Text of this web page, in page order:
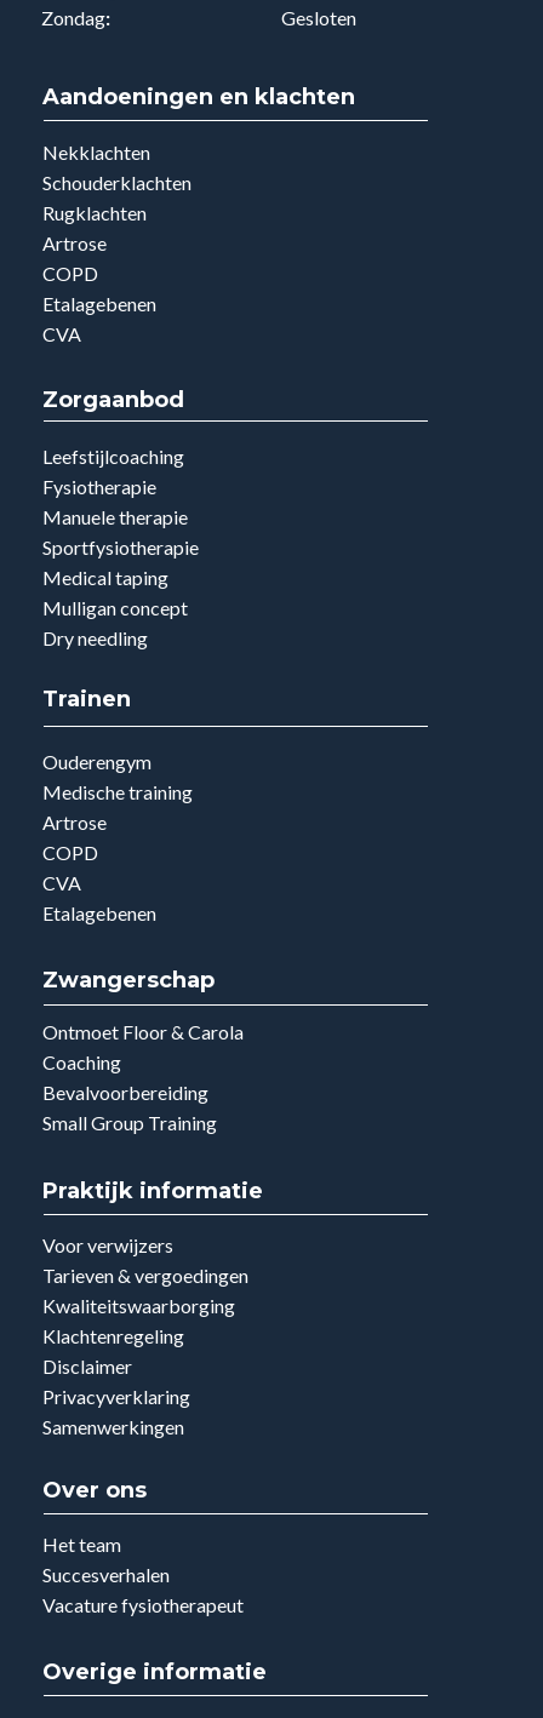
Zondag: Gesloten
Aandoeningen en klachten
Nekklachten
Schouderklachten
Rugklachten
Artrose
COPD
Etalagebenen
CVA
Zorgaanbod
Leefstijlcoaching
Fysiotherapie
Manuele therapie
Sportfysiotherapie
Medical taping
Mulligan concept
Dry needling
Trainen
Ouderengym
Medische training
Artrose
COPD
CVA
Etalagebenen
Zwangerschap
Ontmoet Floor & Carola
Coaching
Bevalvoorbereiding
Small Group Training
Praktijk informatie
Voor verwijzers
Tarieven & vergoedingen
Kwaliteitswaarborging
Klachtenregeling
Disclaimer
Privacyverklaring
Samenwerkingen
Over ons
Het team
Succesverhalen
Vacature fysiotherapeut
Overige informatie